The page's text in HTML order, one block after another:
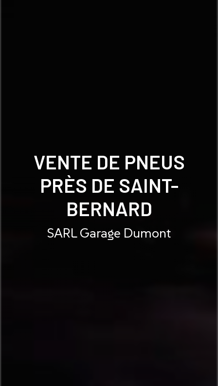
VENTE DE PNEUS
PRÈS DE SAINT-
BERNARD
SARL Garage Dumont